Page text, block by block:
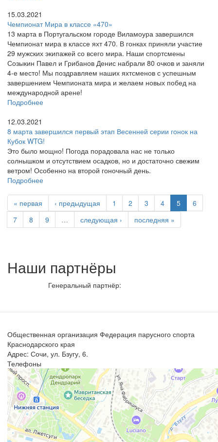
15.03.2021
Чемпионат Мира в классе «470»
13 марта в Португальском городе Виламоура завершился
Чемпионат мира в классе яхт 470. В гонках приняли участие
29 мужских экипажей со всего мира. Наши спортсмены
Созыкин Павел и Грибанов Денис набрали 80 очков и заняли
4-е место! Мы поздравляем наших яхтсменов с успешным
завершением Чемпионата мира и желаем новых побед на
международной арене!
Подробнее
12.03.2021
8 марта завершился первый этап Весенней серии гонок на
Кубок WTG!
Это было мощно! Погода порадовала нас не только
солнышком и отсутствием осадков, но и достаточно свежим
ветром! Особенно на второй гоночный день.
Подробнее
« первая ‹ предыдущая 1 2 3 4 5
6
7
8 9 … следующая › последняя »
Наши партнёры
Генеральный партнёр:
Общественная организация Федерация парусного спорта
Краснодарского края
Адрес: Сочи, ул. Бзугу, 6.
Телефоны